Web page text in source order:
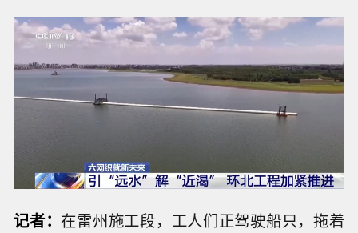
记者： 在雷州施工段，工人们正驾驶船只，拖着